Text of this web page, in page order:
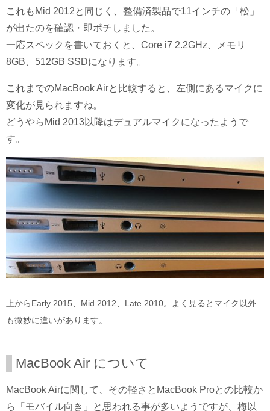
これもMid 2012と同じく、整備済製品で11インチの「松」
が出たのを確認・即ポチしました。
一応スペックを書いておくと、Core i7 2.2GHz、メモリ
8GB、512GB SSDになります。
これまでのMacBook Airと比較すると、左側にあるマイクに
変化が見られますね。
どうやらMid 2013以降はデュアルマイクになったようで
す。
上からEarly 2015、Mid 2012、Late 2010。よく見るとマイク以外
も微妙に違いがあります。
MacBook Air について
MacBook Airに関して、その軽さとMacBook Proとの比較か
ら「モバイル向き」と思われる事が多いようですが、梅以